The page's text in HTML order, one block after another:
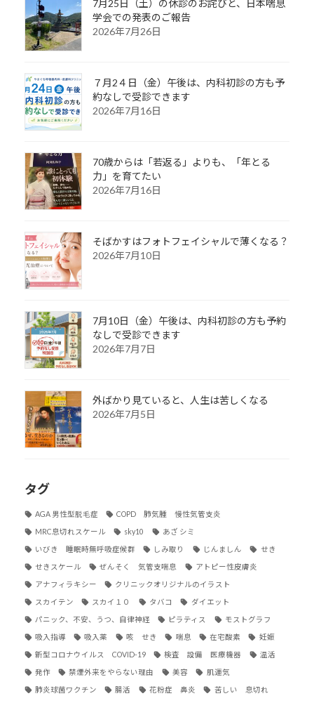
7月25日（土）の休診のお詫びと、日本喘息
学会での発表のご報告
2026年7月26日
７月2４日（金）午後は、内科初診の方も予
約なしで受診できます
2026年7月16日
70歳からは「若返る」よりも、「年とる
力」を育てたい
2026年7月16日
そばかすはフォトフェイシャルで薄くなる？
2026年7月10日
7月10日（金）午後は、内科初診の方も予約
なしで受診できます
2026年7月7日
外ばかり見ていると、人生は苦しくなる
2026年7月5日
タグ
AGA 男性型脱毛症 COPD 肺気腫 慢性気管支炎
MRC息切れスケール sky10 あざ シミ
いびき 睡眠時無呼吸症候群 しみ取り じんましん せき
せきスケール ぜんそく 気管支喘息 アトピー性皮膚炎
アナフィラキシー クリニックオリジナルのイラスト
スカイテン スカイ１０ タバコ ダイエット
パニック、不安、うつ、自律神経 ピラティス モストグラフ
吸入指導 吸入薬 咳 せき 喘息 在宅酸素 妊娠
新型コロナウイルス COVID-19 検査 設備 医療機器 温活
発作 禁煙外来をやらない理由 美容 肌運気
肺炎球菌ワクチン 腸活 花粉症 鼻炎 苦しい 息切れ